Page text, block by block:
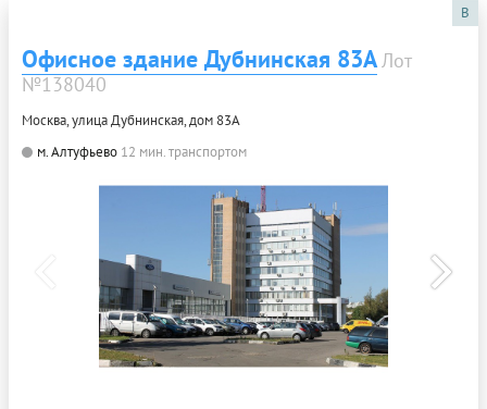
B
Офисное здание Дубнинская 83АЛот
№138040
Москва, улица Дубнинская, дом 83А
м. Алтуфьево 12 мин. транспортом